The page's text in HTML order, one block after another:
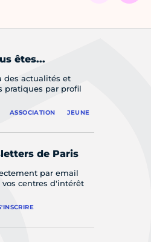
êtes...
des actualités et
pratiques par profil
ASSOCIATION JEUNE
de Paris
par email
centres d'intérêt